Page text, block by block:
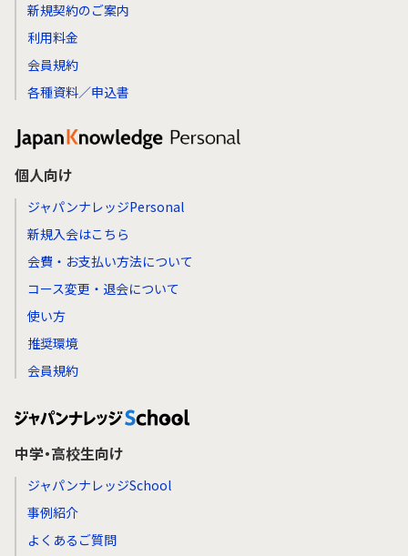
新規契約のご案内
利用料金
会員規約
各種資料／申込書
個人向け
ジャパンナレッジPersonal
新規入会はこちら
会費・お支払い方法について
コース変更・退会について
使い方
推奨環境
会員規約
中学・高校生向け
ジャパンナレッジSchool
事例紹介
よくあるご質問